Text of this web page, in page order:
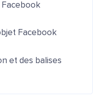
Facebook
Facebook
et des balises